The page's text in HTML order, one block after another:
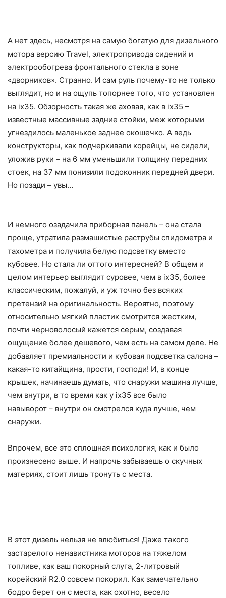
А нет здесь, несмотря на самую богатую для дизельного
мотора версию Travel, электропривода сидений и
электрообогрева фронтального стекла в зоне
«дворников». Странно. И сам руль почему-то не только
выглядит, но и на ощупь топорнее того, что установлен
на ix35. Обзорность такая же аховая, как в ix35 –
известные массивные задние стойки, меж которыми
угнездилось маленькое заднее окошечко. А ведь
конструкторы, как подчеркивали корейцы, не сидели,
уложив руки – на 6 мм уменьшили толщину передних
стоек, на 37 мм понизили подоконник передней двери.
Но позади – увы…
И немного озадачила приборная панель – она стала
проще, утратила размашистые раструбы спидометра и
тахометра и получила белую подсветку вместо
кубовее. Но стала ли оттого интересней? В общем и
целом интерьер выглядит суровее, чем в ix35, более
классическим, пожалуй, и уж точно без всяких
претензий на оригинальность. Вероятно, поэтому
относительно мягкий пластик смотрится жестким,
почти черноволосый кажется серым, создавая
ощущение более дешевого, чем есть на самом деле. Не
добавляет премиальности и кубовая подсветка салона –
какая-то китайщина, прости, господи! И, в конце
крышек, начинаешь думать, что снаружи машина лучше,
чем внутри, в то время как у ix35 все было
навыворот – внутри он смотрелся куда лучше, чем
снаружи.
Впрочем, все это сплошная психология, как и было
произнесено выше. И напрочь забываешь о скучных
материях, стоит лишь тронуть с места.
В этот дизель нельзя не влюбиться! Даже такого
застарелого ненавистника моторов на тяжелом
топливе, как ваш покорный слуга, 2-литровый
корейский R2.0 совсем покорил. Как замечательно
бодро берет он с места, как охотно, весело